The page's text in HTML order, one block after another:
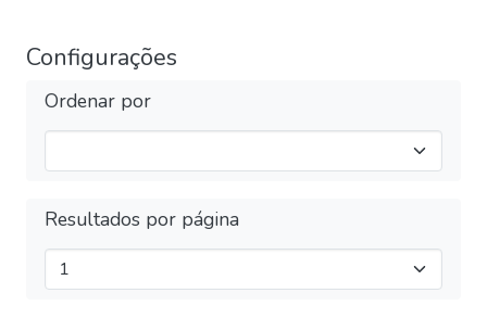
Configurações
Ordenar por
Resultados por página